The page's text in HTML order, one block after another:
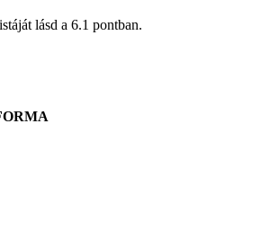
lásd a 6.1 pontban.